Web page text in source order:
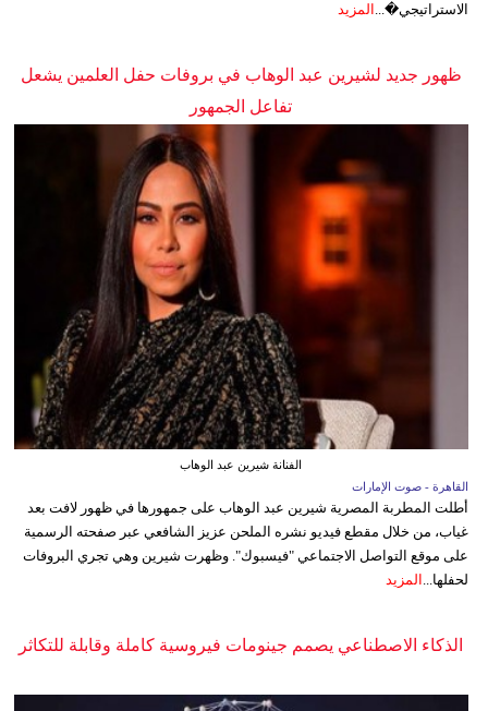
الاستراتيجي�... المزيد
ظهور جديد لشيرين عبد الوهاب في بروفات حفل العلمين يشعل
تفاعل الجمهور
الفنانة شيرين عبد الوهاب
القاهرة - صوت الإمارات
أطلت المطربة المصرية شيرين عبد الوهاب على جمهورها في ظهور لافت بعد
غياب، من خلال مقطع فيديو نشره الملحن عزيز الشافعي عبر صفحته الرسمية
على موقع التواصل الاجتماعي "فيسبوك". وظهرت شيرين وهي تجري البروفات
لحفلها... المزيد
الذكاء الاصطناعي يصمم جينومات فيروسية كاملة وقابلة للتكاثر